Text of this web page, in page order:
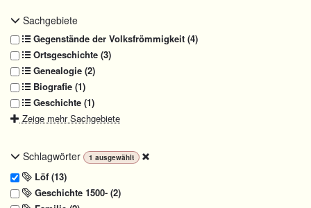
Sachgebiete
Gegenstände der Volksfrömmigkeit (4)
Ortsgeschichte (3)
Genealogie (2)
Biografie (1)
Geschichte (1)
Zeige mehr Sachgebiete
Schlagwörter 1 ausgewählt
Löf (13)
Geschichte 1500- (2)